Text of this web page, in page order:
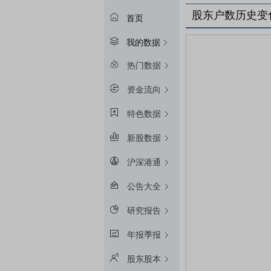
首页
我的数据
热门数据
资金流向
特色数据
新股数据
沪深港通
公告大全
研究报告
年报季报
股东股本
股东户数历史